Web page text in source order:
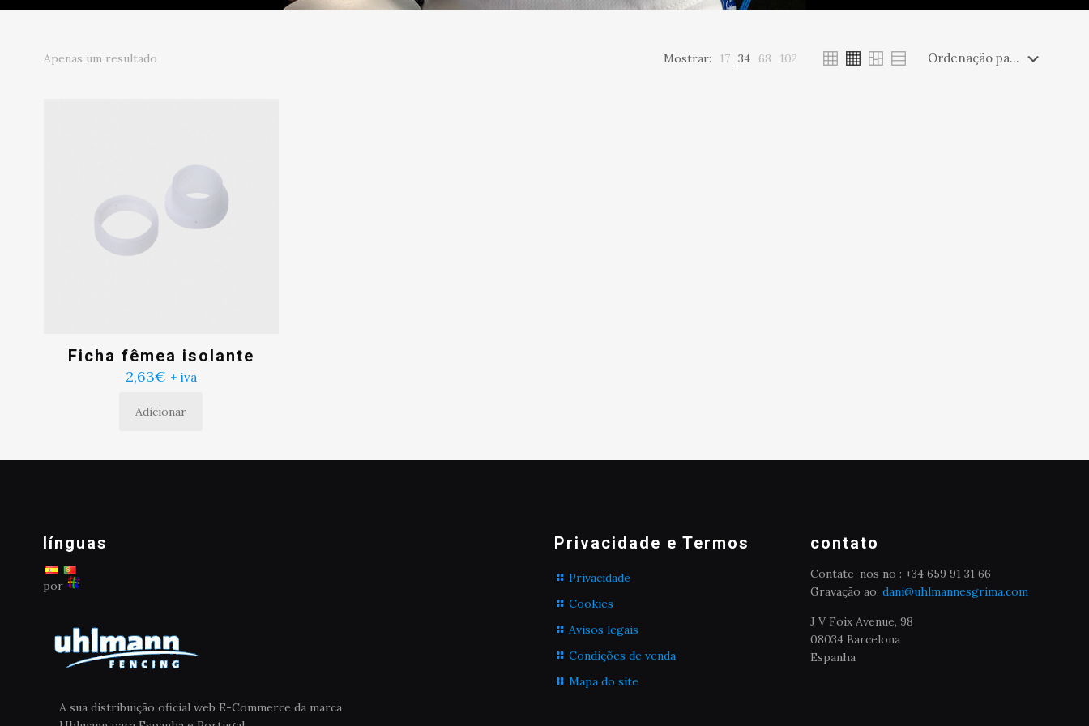
Apenas um resultado Mostrar: 17 34 68 102
Ficha fêmea isolante
2,63€ + iva
Adicionar
línguas
por
A sua distribuição oficial web E-Commerce da marca
Privacidade e Termos
Privacidade
Cookies
Avisos legais
Condições de venda
Mapa do site
contato
Contate-nos no : +34 659 91 31 66
Gravação ao: dani@uhlmannesgrima.com
J V Foix Avenue, 98
08034 Barcelona
Espanha